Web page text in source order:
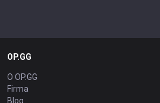
OP.GG
O OP.GG
Firma
Blog